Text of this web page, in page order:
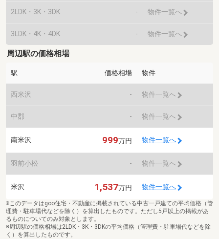
2LDK・3K・3DK - 物件一覧へ
3LDK・4K・4DK - 物件一覧へ
周辺駅の価格相場
駅 価格相場 物件
西米沢 - 物件一覧へ
中郡 - 物件一覧へ
南米沢 999万円 物件一覧へ
羽前小松 - 物件一覧へ
米沢 1,537万円 物件一覧へ
※このデータはgoo住宅・不動産に掲載されている中古一戸建ての平均価格（管
理費・駐車場代などを除く）を算出したものです。ただし5戸以上の掲載があ
るものについてのみ対象とします。
※周辺駅の価格相場は2LDK・3K・3DKの平均価格（管理費・駐車場代などを除
く）を算出したものです。